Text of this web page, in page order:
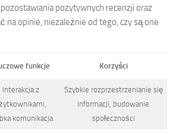
pozytywnych recenzji oraz
na opinie, niezależnie od tego, czy są one
funkcje Korzyści
Interakcja z
komunikacja
Szybkie rozprzestrzenianie się
informacji, budowanie
społeczności